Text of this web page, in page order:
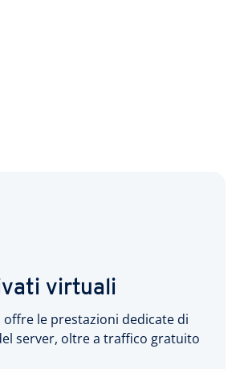
virtuali
offre le prestazioni dedicate di
server, oltre a traffico gratuito